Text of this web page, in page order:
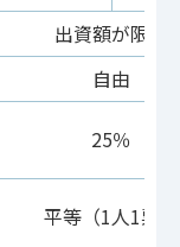
出資額が限度
自由
25％
平等（1人1票）